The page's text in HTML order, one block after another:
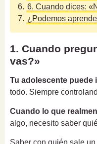
6. 6. Cuando dices:
7. ¿Podemos
1. Cuando
vas?»
Tu adolescente puede
todo. Siempre
Cuando lo que
algo, necesito saber